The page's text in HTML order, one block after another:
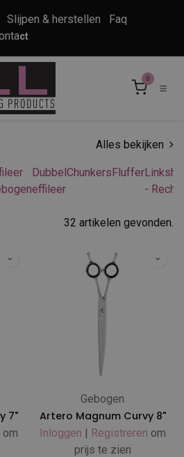
Slijpen & herstellen
Faq
ct
0
Alles bekijken
Dubbel
effileer
ChunkersFluffer
- Recht
32 artikelen gevonden.
7"
om
Gebogen
Artero Magnum Curvy 8"
Inloggen | Registreren om
prijs te zien